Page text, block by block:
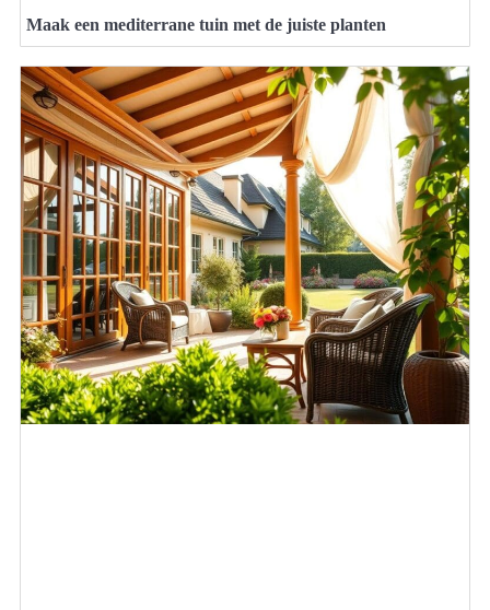
Maak een mediterrane tuin met de juiste planten